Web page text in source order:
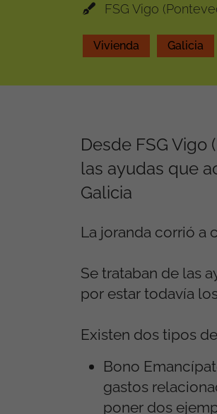
FSG Vigo
Vivienda Galicia
Desde FSG
las ayudas que
Galicia
La joranda corrió a
Se trataban de las
por estar todavía
Existen dos tipos
Bono
gastos
poner dos